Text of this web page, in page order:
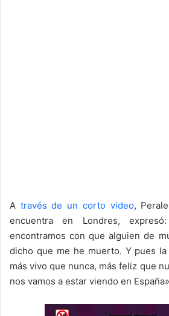
A través de un corto video,
encuentra en Londres,
encontramos con que alguien de
dicho que me he muerto. Y pues
más vivo que nunca, más feliz que
nos vamos a estar viendo en